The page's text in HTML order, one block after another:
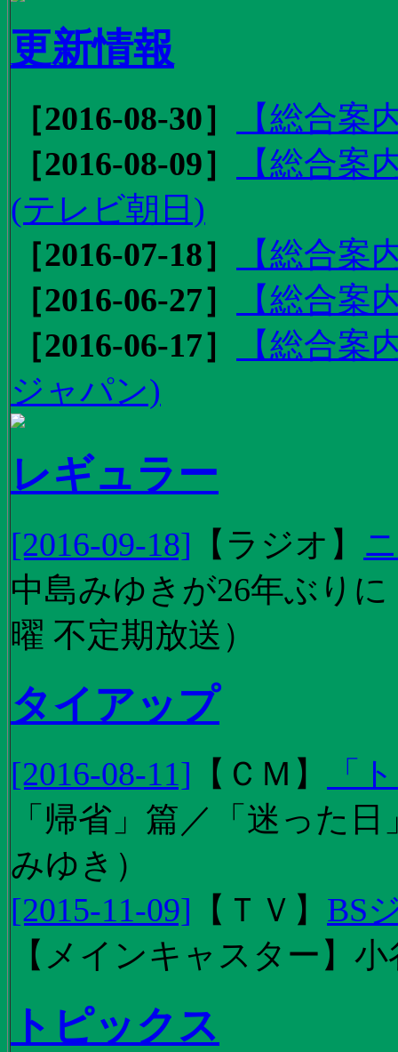
更新情報
［2016-08-30］
【総合
［2016-08-09］
【総合
(テレビ朝日)
［2016-07-18］
【総合案
［2016-06-27］
【総合案
［2016-06-17］
【総合
ジャパン)
レギュラー
[2016-09-18] 【 ラジオ 】
中島みゆきが26年ぶり
曜 不定期放送）
タイアップ
[2016-08-11] 【 ＣＭ 】
「
「帰省」篇／「迷った
みゆき）
[2015-11-09] 【 ＴＶ 】 BS
【メインキャスター】
トピックス